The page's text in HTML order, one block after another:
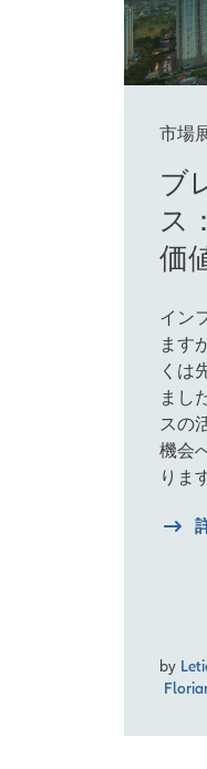
市場
ブ
ス
価
イン
ます
くは
まし
スの
機会
りま
by